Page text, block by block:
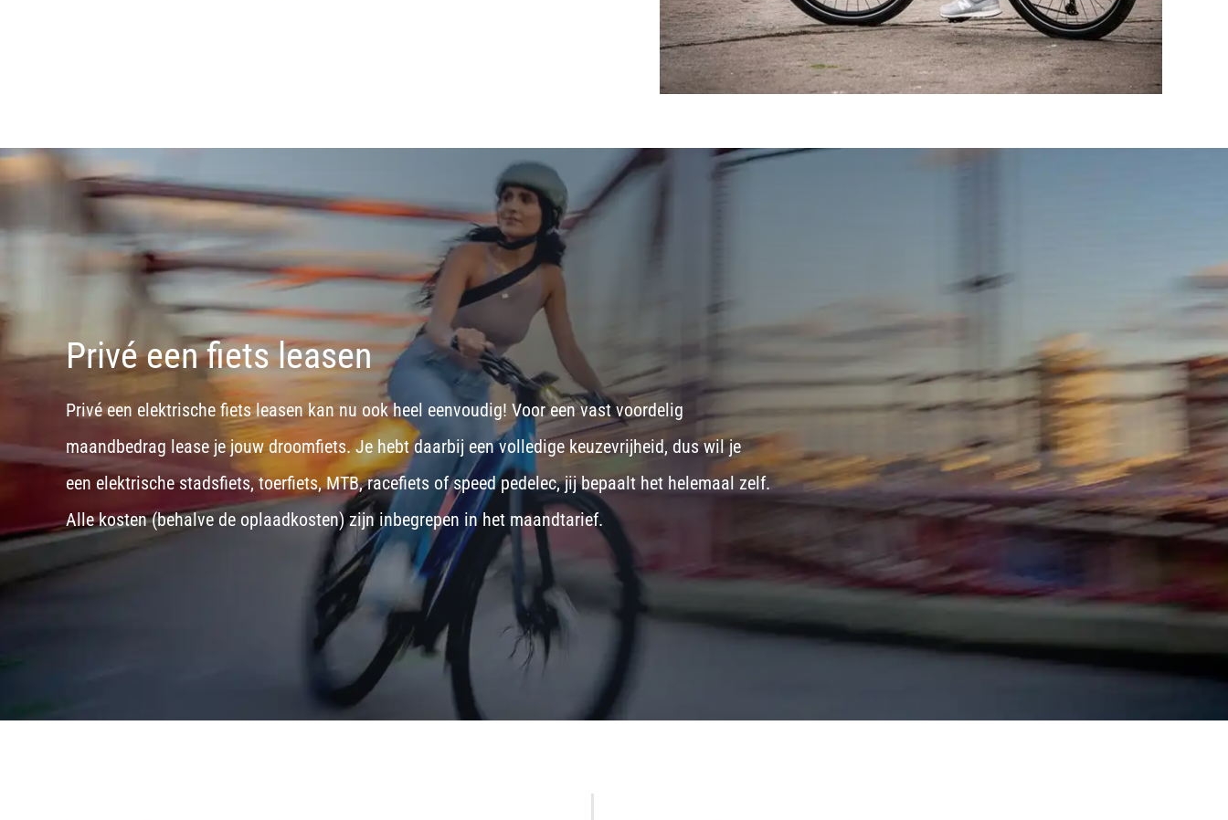
Privé een fiets leasen
Privé een elektrische fiets leasen kan nu ook heel eenvoudig! Voor een vast voordelig
maandbedrag lease je jouw droomfiets. Je hebt daarbij een volledige keuzevrijheid, dus wil je
een elektrische stadsfiets, toerfiets,MTB,racefiets ofspeed pedelec, jij bepaalt het helemaal zelf.
Alle kosten (behalve de oplaadkosten) zijn inbegrepen in het maandtarief.